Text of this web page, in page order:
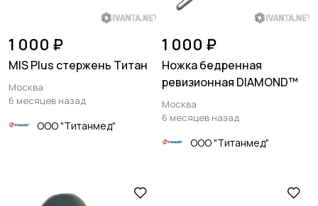
1 000 ₽
MIS Plus стержень Титан
Москва
6 месяцев назад
ООО "Титанмед"
1 000 ₽
Ножка бедренная
ревизионная DIAMOND™
Москва
6 месяцев назад
ООО "Титанмед"